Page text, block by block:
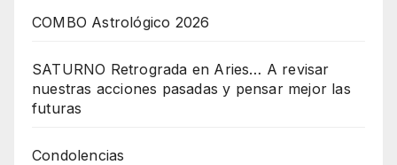
COMBO Astrológico 2026
SATURNO Retrograda en Aries… A revisar
nuestras acciones pasadas y pensar mejor las
futuras
Condolencias